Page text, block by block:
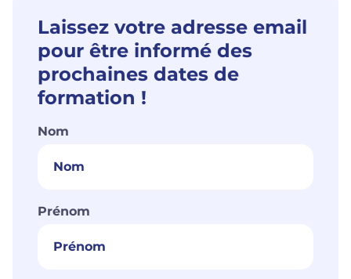
Laissez votre adresse email
pour être informé des
prochaines dates de
formation !
Nom
Prénom